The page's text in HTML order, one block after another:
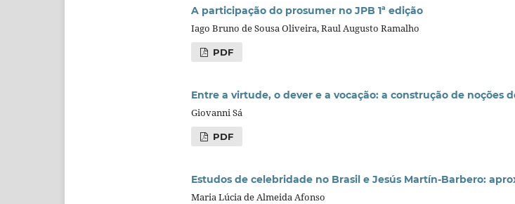
A participação do prosumer no JPB 1ª edição
Iago Bruno de Sousa Oliveira, Raul Augusto Ramalho
PDF
Entre a virtude, o dever e a vocação: a construção de noções
Giovanni Sá
PDF
Estudos de celebridade no Brasil e Jesús Martín-Barbero:
Maria Lúcia de Almeida Afonso